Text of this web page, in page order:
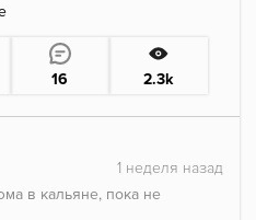
16 2.3k
в кальяне, пока не